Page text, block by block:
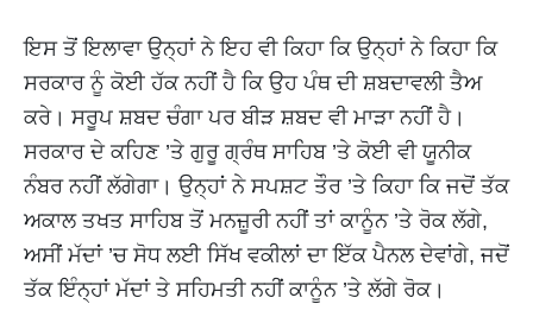
ਇਸ ਤੋਂ ਇਲਾਵਾ ਉਨ੍ਹਾਂ ਨੇ ਇਹ ਵੀ ਕਿਹਾ ਕਿ ਉਨ੍ਹਾਂ ਨੇ ਕਿਹਾ ਕਿ
ਸਰਕਾਰ ਨੂੰ ਕੋਈ ਹੱਕ ਨਹੀਂ ਹੈ ਕਿ ਉਹ ਪੰਥ ਦੀ ਸ਼ਬਦਾਵਲੀ ਤੈਅ
ਕਰੇ। ਸਰੂਪ ਸ਼ਬਦ ਚੰਗਾ ਪਰ ਬੀੜ ਸ਼ਬਦ ਵੀ ਮਾੜਾ ਨਹੀਂ ਹੈ।
ਸਰਕਾਰ ਦੇ ਕਹਿਣ ’ਤੇ ਗੁਰੂ ਗ੍ਰੰਥ ਸਾਹਿਬ ’ਤੇ ਕੋਈ ਵੀ ਯੂਨੀਕ
ਨੰਬਰ ਨਹੀਂ ਲੱਗੇਗਾ। ਉਨ੍ਹਾਂ ਨੇ ਸਪਸ਼ਟ ਤੌਰ ’ਤੇ ਕਿਹਾ ਕਿ ਜਦੋਂ ਤੱਕ
ਅਕਾਲ ਤਖਤ ਸਾਹਿਬ ਤੋਂ ਮਨਜ਼ੂਰੀ ਨਹੀਂ ਤਾਂ ਕਾਨੂੰਨ ’ਤੇ ਰੋਕ ਲੱਗੇ,
ਅਸੀਂ ਮੱਦਾਂ ’ਚ ਸੋਧ ਲਈ ਸਿੱਖ ਵਕੀਲਾਂ ਦਾ ਇੱਕ ਪੈਨਲ ਦੇਵਾਂਗੇ, ਜਦੋਂ
ਤੱਕ ਇੰਨ੍ਹਾਂ ਮੱਦਾਂ ਤੇ ਸਹਿਮਤੀ ਨਹੀਂ ਕਾਨੂੰਨ ’ਤੇ ਲੱਗੇ ਰੋਕ।